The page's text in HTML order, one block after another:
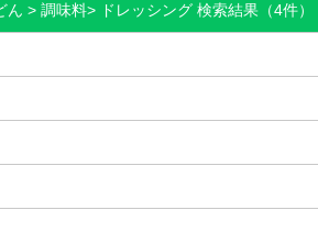
> 調味料> ドレッシング 検索結果（4件）